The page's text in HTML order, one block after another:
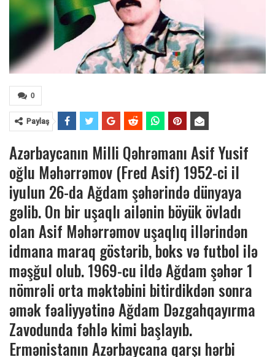
0
Paylaş
Azərbaycanın Milli Qəhrəmanı Asif Yusif
oğlu Məhərrəmov (Fred Asif) 1952-ci il
iyulun 26-da Ağdam şəhərində dünyaya
gəlib. On bir uşaqlı ailənin böyük övladı
olan Asif Məhərrəmov uşaqlıq illərindən
idmana maraq göstərib, boks və futbol ilə
məşğul olub. 1969-cu ildə Ağdam şəhər 1
nömrəli orta məktəbini bitirdikdən sonra
əmək fəaliyyətinə Ağdam Dəzgahqayırma
Zavodunda fəhlə kimi başlayıb.
Ermənistanın Azərbaycana qarşı hərbi